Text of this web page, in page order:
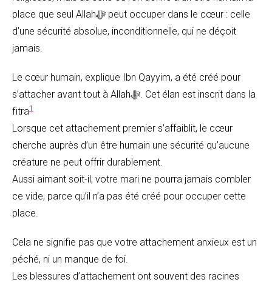
place que seul Allahﷻ peut occuper dans le cœur : celle
d’une sécurité absolue, inconditionnelle, qui ne déçoit
jamais.
Le cœur humain, explique Ibn Qayyim, a été créé pour
s’attacher avant tout à Allahﷻ. Cet élan est inscrit dans la
fitra1
Lorsque cet attachement premier s’affaiblit, le cœur
cherche auprès d’un être humain une sécurité qu’aucune
créature ne peut offrir durablement.
Aussi aimant soit-il, votre mari ne pourra jamais combler
ce vide, parce qu’il n’a pas été créé pour occuper cette
place.
Cela ne signifie pas que votre attachement anxieux est un
péché, ni un manque de foi.
Les blessures d’attachement ont souvent des racines